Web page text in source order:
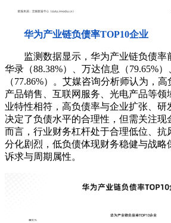
华为产业链负债率TOP10企业
监测数据显示，华为产业链负债率
华录（88.38%）、万达信息（79.65%
（77.86%）。艾媒咨询分析师认为，
产品销售、互联网服务、光电产品等领
业特性相符，高负债率与企业扩张、研
决定了负债水平的合理性，但需关注现
而言，行业财务杠杆处于合理低位、抗
分化剧烈，低负债体现财务稳健与战略
诉求与周期属性。